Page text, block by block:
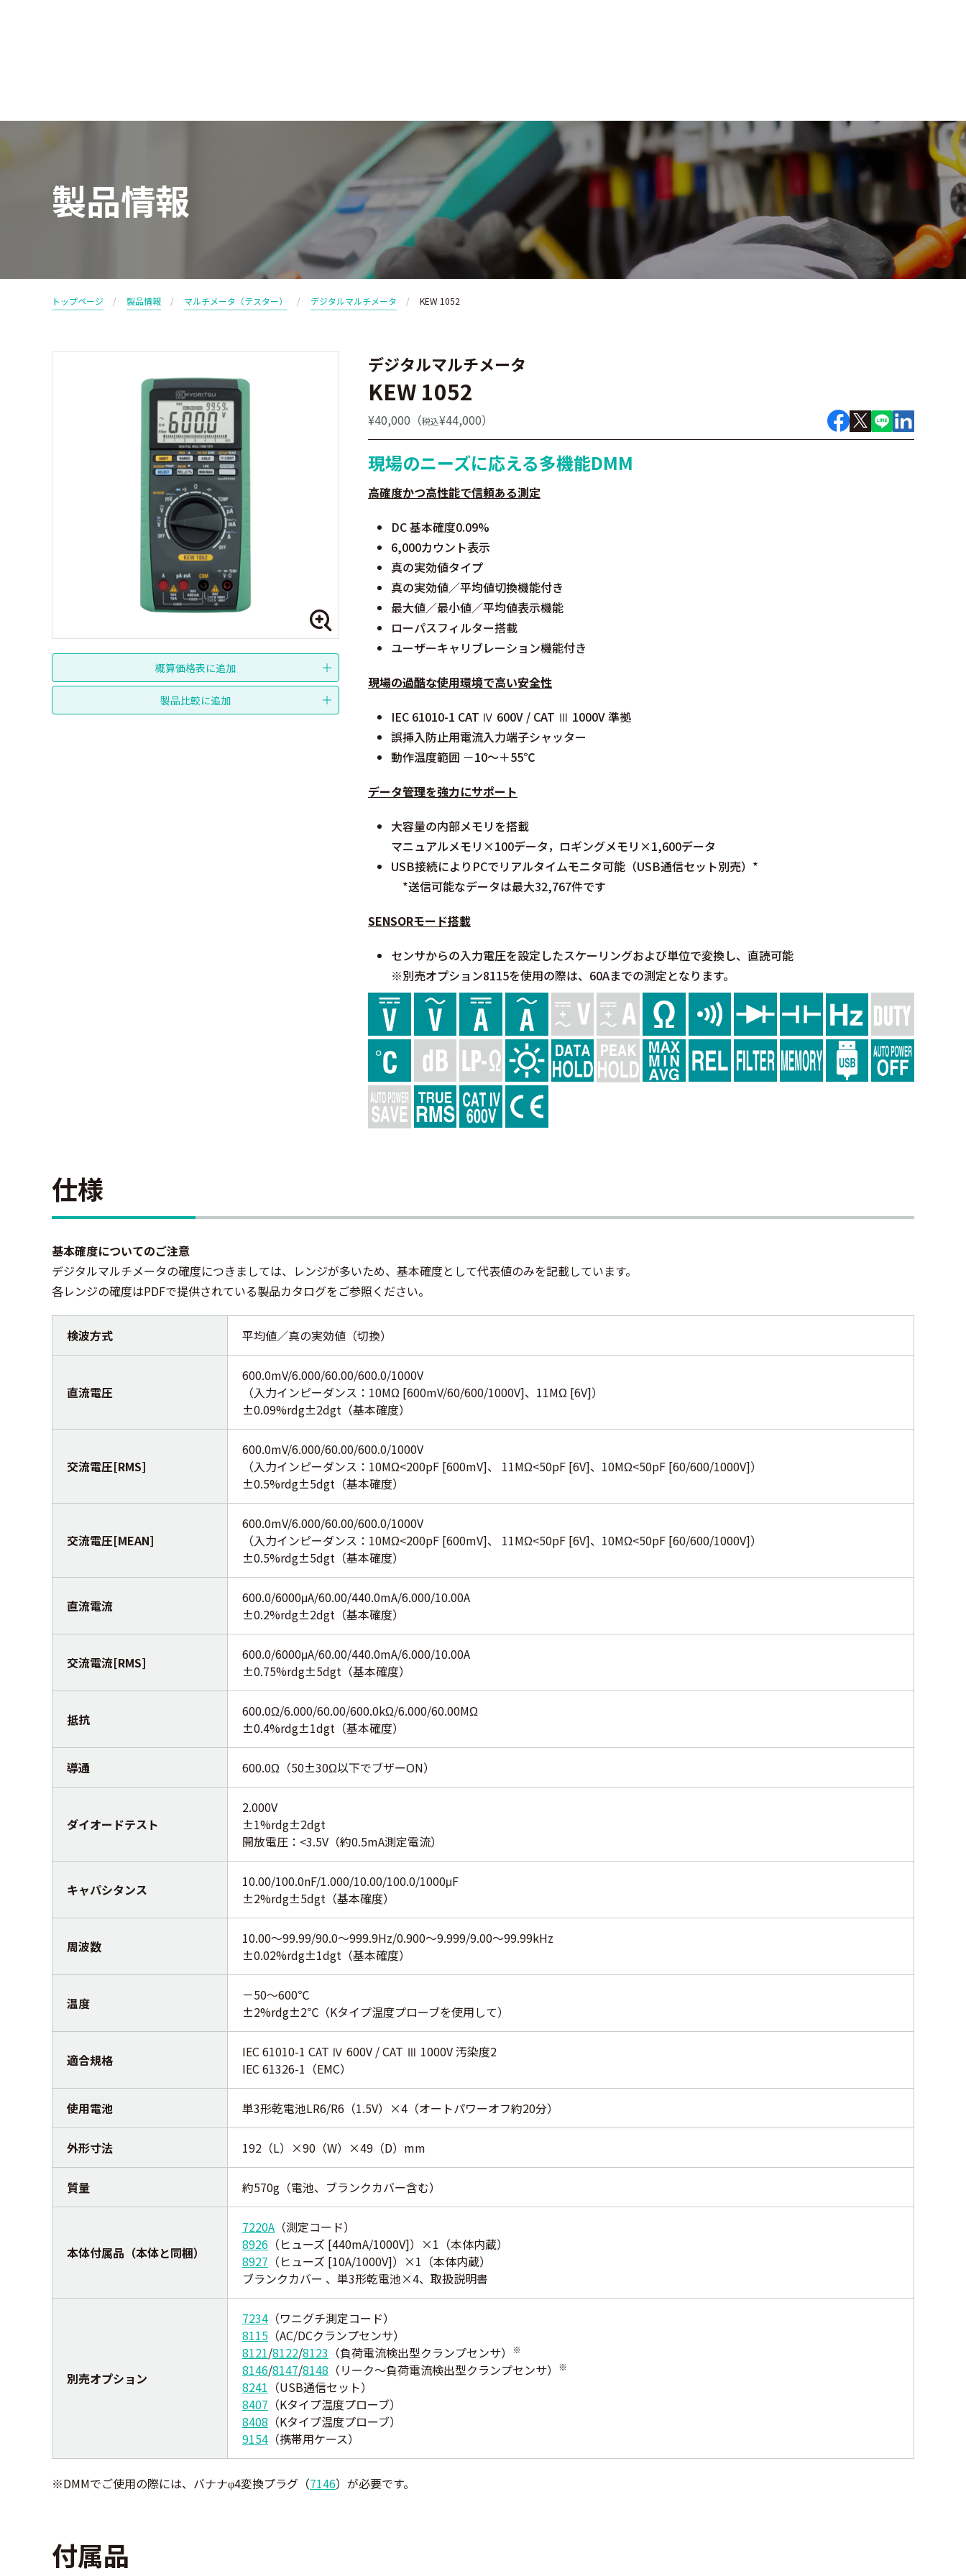
製品情報
トップページ 製品情報 マルチメータ（テスター） デジタルマルチメータ KEW 1052
デジタルマルチメータ
KEW 1052
¥40,000（税込¥44,000）
現場のニーズに応える多機能DMM
高確度かつ高性能で信頼ある測定
DC 基本確度0.09%
6,000カウント表示
真の実効値タイプ
真の実効値／平均値切換機能付き
最大値／最小値／平均値表示機能
ローパスフィルター搭載
ユーザーキャリブレーション機能付き
現場の過酷な使用環境で高い安全性
IEC 61010-1 CAT Ⅳ 600V / CAT Ⅲ 1000V 準拠
誤挿入防止用電流入力端子シャッター
動作温度範囲 －10～＋55℃
データ管理を強力にサポート
大容量の内部メモリを搭載
マニュアルメモリ×100データ，ロギングメモリ×1,600データ
USB接続によりPCでリアルタイムモニタ可能（USB通信セット別売）*
*送信可能なデータは最大32,767件です
SENSORモード搭載
センサからの入力電圧を設定したスケーリングおよび単位で変換し、直読可能
※別売オプション8115を使用の際は、60Aまでの測定となります。
仕様
基本確度についてのご注意
デジタルマルチメータの確度につきましては、レンジが多いため、基本確度として代表値のみを記載しています。
各レンジの確度はPDFで提供されている製品カタログをご参照ください。
検波方式 平均値／真の実効値（切換）
直流電圧
600.0mV/6.000/60.00/600.0/1000V
（入力インピーダンス：10MΩ [600mV/60/600/1000V]、11MΩ [6V]）
±0.09%rdg±2dgt（基本確度）
交流電圧[RMS]
600.0mV/6.000/60.00/600.0/1000V
（入力インピーダンス：10MΩ<200pF [600mV]、 11MΩ<50pF [6V]、10MΩ<50pF [60/600/1000V]）
±0.5%rdg±5dgt（基本確度）
交流電圧[MEAN]
600.0mV/6.000/60.00/600.0/1000V
（入力インピーダンス：10MΩ<200pF [600mV]、 11MΩ<50pF [6V]、10MΩ<50pF [60/600/1000V]）
±0.5%rdg±5dgt（基本確度）
直流電流
600.0/6000μA/60.00/440.0mA/6.000/10.00A
±0.2%rdg±2dgt（基本確度）
交流電流[RMS]
600.0/6000μA/60.00/440.0mA/6.000/10.00A
±0.75%rdg±5dgt（基本確度）
抵抗
600.0Ω/6.000/60.00/600.0kΩ/6.000/60.00MΩ
±0.4%rdg±1dgt（基本確度）
導通 600.0Ω（50±30Ω以下でブザーON）
ダイオードテスト
2.000V
±1%rdg±2dgt
開放電圧：<3.5V（約0.5mA測定電流）
キャパシタンス
10.00/100.0nF/1.000/10.00/100.0/1000μF
±2%rdg±5dgt（基本確度）
周波数
10.00～99.99/90.0～999.9Hz/0.900～9.999/9.00～99.99kHz
±0.02%rdg±1dgt（基本確度）
温度
－50～600℃
±2%rdg±2℃（Kタイプ温度プローブを使用して）
適合規格
IEC 61010-1 CAT Ⅳ 600V / CAT Ⅲ 1000V 汚染度2
IEC 61326-1（EMC）
使用電池 単3形乾電池LR6/R6（1.5V）×4（オートパワーオフ約20分）
外形寸法 192（L）×90（W）×49（D）mm
質量 約570g（電池、ブランクカバー含む）
本体付属品（本体と同梱）
7220A （測定コード）
8926 （ヒューズ [440mA/1000V]）×1（本体内蔵）
8927 （ヒューズ [10A/1000V]）×1（本体内蔵）
ブランクカバー 、単3形乾電池×4、取扱説明書
別売オプション
7234 （ワニグチ測定コード）
8115 （AC/DCクランプセンサ）
8121/8122/8123 （負荷電流検出型クランプセンサ） ※
8146/8147/8148 （リーク～負荷電流検出型クランプセンサ） ※
8241 （USB通信セット）
8407 （Kタイプ温度プローブ）
8408 （Kタイプ温度プローブ）
9154 （携帯用ケース）
※DMMでご使用の際には、バナナφ4変換プラグ（7146）が必要です。
付属品